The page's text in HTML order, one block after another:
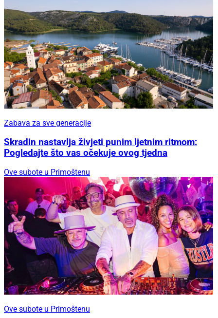
Zabava za sve generacije
Skradin nastavlja živjeti punim ljetnim ritmom:
Pogledajte što vas očekuje ovog tjedna
Ove subote u Primoštenu
Ove subote u Primoštenu